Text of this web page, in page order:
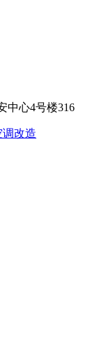
中心4号楼316
改造